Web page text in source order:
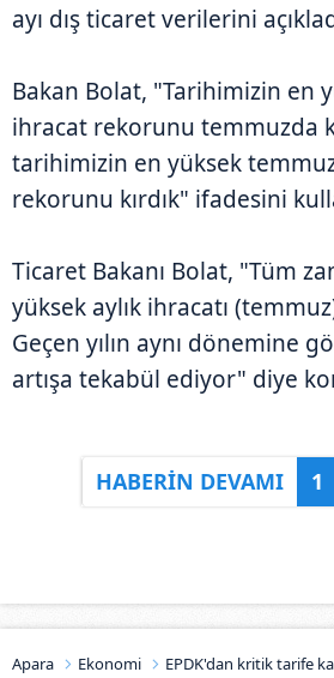
ayı dış ticaret verilerini
Bakan Bolat, "Tarihimizin en
ihracat rekorunu temmuzda
tarihimizin en yüksek
rekorunu kırdık" ifadesini
Ticaret Bakanı Bolat, "Tüm
yüksek aylık ihracatı
Geçen yılın aynı dönemine
artışa tekabül ediyor" diye
HABERİN DEVAMI 1
Apara Ekonomi EPDK'dan kritik tarife